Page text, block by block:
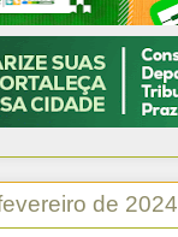
de 2024